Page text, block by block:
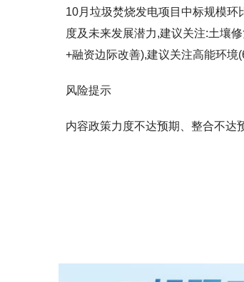
10月垃圾焚烧发电项目中标规模
度及未来发展潜力,建议关注:土壤
+融资边际改善),建议关注高能环境
风险提示
内容政策力度不达预期、整合不达